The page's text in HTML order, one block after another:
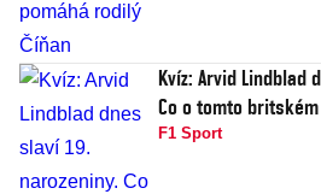
Kvíz: Arvid Lindblad
Co o tomto
F1 Sport